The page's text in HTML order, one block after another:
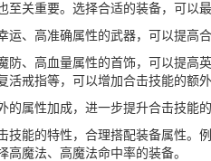
至关重要。选择合适的装备，可以
运、高准确属性的武器，可以提高
防、高血量属性的首饰，可以提高
活戒指等，可以增加合击技能的额
的属性加成，进一步提升合击技能
技能的特性，合理搭配装备属性。
魔法、高魔法命中率的装备。